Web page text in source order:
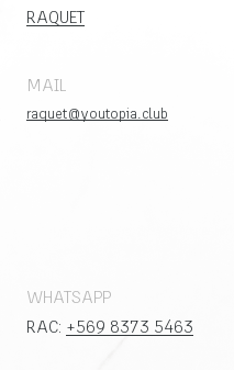
RAQUET
MAIL
raquet@youtopia.club
WHATSAPP
RAC: +569 8373 5463